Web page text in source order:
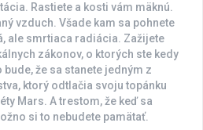
Rastiete a kosti vám mäknú.
vzduch. Všade kam sa pohnete
ale smrtiaca radiácia. Zažijete
zákonov, o ktorých ste kedy
že sa stanete jedným z
ktorý odtlačia svoju topánku
Mars. A trestom, že keď sa
si to nebudete pamätať.